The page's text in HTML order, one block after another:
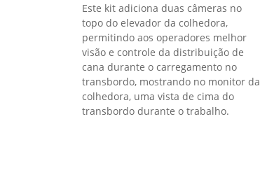
Este kit adiciona duas câmeras no
topo do elevador da colhedora,
permitindo aos operadores melhor
visão e controle da distribuição de
cana durante o carregamento no
transbordo, mostrando no monitor da
colhedora, uma vista de cima do
transbordo durante o trabalho.